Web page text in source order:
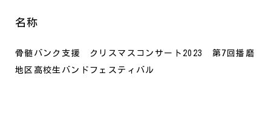
名称
骨髄バンク支援 クリスマスコンサート2023 第7回播磨
地区高校生バンドフェスティバル